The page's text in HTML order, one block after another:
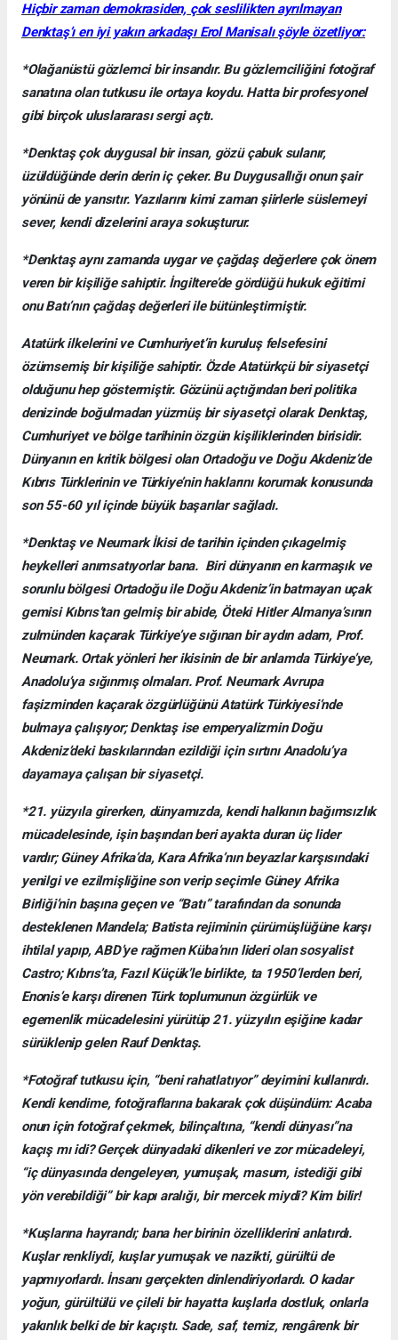
Hiçbir zaman demokrasiden, çok seslilikten ayrılmayan
Denktaş’ı en iyi yakın arkadaşı Erol Manisalı şöyle özetliyor:
*Olağanüstü gözlemci bir insandır. Bu gözlemciliğini fotoğraf
sanatına olan tutkusu ile ortaya koydu. Hatta bir profesyonel
gibi birçok uluslararası sergi açtı.
*Denktaş çok duygusal bir insan, gözü çabuk sulanır,
üzüldüğünde derin derin iç çeker. Bu Duygusallığı onun şair
yönünü de yansıtır. Yazılarını kimi zaman şiirlerle süslemeyi
sever, kendi dizelerini araya sokuşturur.
*Denktaş aynı zamanda uygar ve çağdaş değerlere çok önem
veren bir kişiliğe sahiptir. İngiltere’de gördüğü hukuk eğitimi
onu Batı’nın çağdaş değerleri ile bütünleştirmiştir.
Atatürk ilkelerini ve Cumhuriyet’in kuruluş felsefesini
özümsemiş bir kişiliğe sahiptir. Özde Atatürkçü bir siyasetçi
olduğunu hep göstermiştir. Gözünü açtığından beri politika
denizinde boğulmadan yüzmüş bir siyasetçi olarak Denktaş,
Cumhuriyet ve bölge tarihinin özgün kişiliklerinden birisidir.
Dünyanın en kritik bölgesi olan Ortadoğu ve Doğu Akdeniz’de
Kıbrıs Türklerinin ve Türkiye’nin haklarını korumak konusunda
son 55-60 yıl içinde büyük başarılar sağladı.
*Denktaş ve Neumark İkisi de tarihin içinden çıkagelmiş
heykelleri anımsatıyorlar bana. Biri dünyanın en karmaşık ve
sorunlu bölgesi Ortadoğu ile Doğu Akdeniz’in batmayan uçak
gemisi Kıbrıs’tan gelmiş bir abide, Öteki Hitler Almanya’sının
zulmünden kaçarak Türkiye’ye sığınan bir aydın adam, Prof.
Neumark. Ortak yönleri her ikisinin de bir anlamda Türkiye’ye,
Anadolu’ya sığınmış olmaları. Prof. Neumark Avrupa
faşizminden kaçarak özgürlüğünü Atatürk Türkiyesi’nde
bulmaya çalışıyor; Denktaş ise emperyalizmin Doğu
Akdeniz’deki baskılarından ezildiği için sırtını Anadolu’ya
dayamaya çalışan bir siyasetçi.
*21. yüzyıla girerken, dünyamızda, kendi halkının bağımsızlık
mücadelesinde, işin başından beri ayakta duran üç lider
vardır; Güney Afrika’da, Kara Afrika’nın beyazlar karşısındaki
yenilgi ve ezilmişliğine son verip seçimle Güney Afrika
Birliği’nin başına geçen ve “Batı” tarafından da sonunda
desteklenen Mandela; Batista rejiminin çürümüşlüğüne karşı
ihtilal yapıp, ABD’ye rağmen Küba’nın lideri olan sosyalist
Castro; Kıbrıs’ta, Fazıl Küçük’le birlikte, ta 1950’lerden beri,
Enonis’e karşı direnen Türk toplumunun özgürlük ve
egemenlik mücadelesini yürütüp 21. yüzyılın eşiğine kadar
sürüklenip gelen Rauf Denktaş.
*Fotoğraf tutkusu için, “beni rahatlatıyor” deyimini kullanırdı.
Kendi kendime, fotoğraflarına bakarak çok düşündüm: Acaba
onun için fotoğraf çekmek, bilinçaltına, “kendi dünyası”na
kaçış mı idi? Gerçek dünyadaki dikenleri ve zor mücadeleyi,
“iç dünyasında dengeleyen, yumuşak, masum, istediği gibi
yön verebildiği” bir kapı aralığı, bir mercek miydi? Kim bilir!
*Kuşlarına hayrandı; bana her birinin özelliklerini anlatırdı.
Kuşlar renkliydi, kuşlar yumuşak ve nazikti, gürültü de
yapmıyorlardı. İnsanı gerçekten dinlendiriyorlardı. O kadar
yoğun, gürültülü ve çileli bir hayatta kuşlarla dostluk, onlarla
yakınlık belki de bir kaçıştı. Sade, saf, temiz, rengârenk bir